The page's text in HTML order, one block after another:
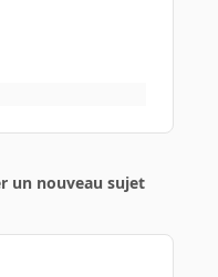
un nouveau sujet